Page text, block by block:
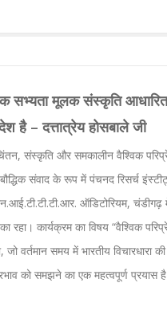
सभ्यता मूलक संस्कृति
है – दत्तात्रेय होसबाले जी
संस्कृति और समकालीन वैश्विक
संवाद के रूप में पंचनद रिसर्च
ऑडिटोरियम, चंडीगढ़
रहा। कार्यक्रम का विषय “वैश्विक
जो वर्तमान समय में भारतीय
को समझने का एक महत्वपूर्ण प्रयास